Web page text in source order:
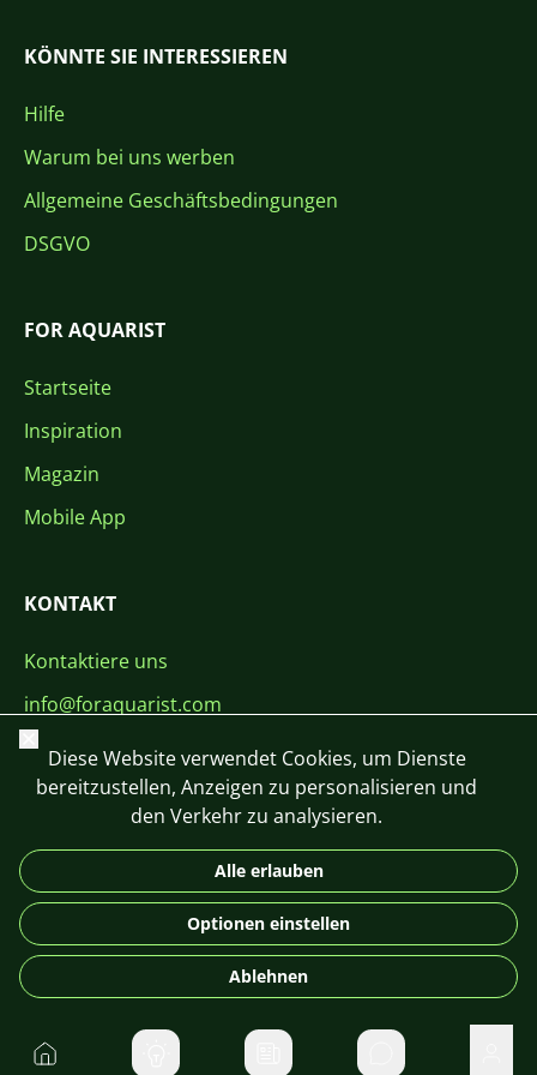
KÖNNTE SIE INTERESSIEREN
Hilfe
Warum bei uns werben
Allgemeine Geschäftsbedingungen
DSGVO
FOR AQUARIST
Startseite
Inspiration
Magazin
Mobile App
KONTAKT
Kontaktiere uns
info@foraquarist.com
+420 603 449 602
DE
© 2026 For Aquarist
Startseite
Schließen
Diese Website verwendet Cookies, um Dienste
bereitzustellen, Anzeigen zu personalisieren und
den Verkehr zu analysieren.
Alle erlauben
Optionen einstellen
Ablehnen